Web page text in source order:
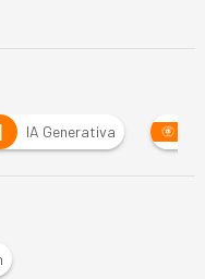
I IA Generativa